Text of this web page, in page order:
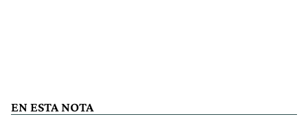
EN ESTA NOTA